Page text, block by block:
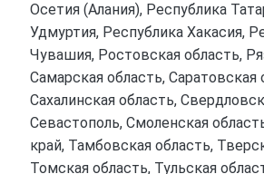
Осетия (Алания), Республика
Удмуртия, Республика Хакасия,
Чувашия, Ростовская область,
Самарская область, Саратовская
Сахалинская область,
Севастополь, Смоленская
край, Тамбовская область,
Томская область, Тульская